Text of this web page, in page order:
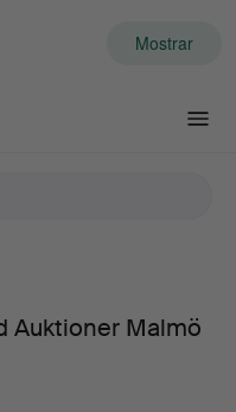
Mostrar
Auktioner Malmö